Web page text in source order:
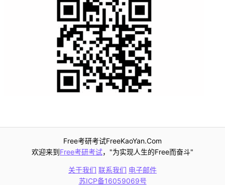
Free考研考试FreeKaoYan.Com
欢迎来到Free考研考试，"为实现人生的Free而奋斗"
关于我们 联系我们 电子邮件
苏ICP备16059069号